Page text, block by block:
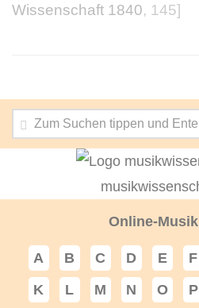
Wissenschaft 1840, 145]
Online-
A B C D E F
K
L M N O P